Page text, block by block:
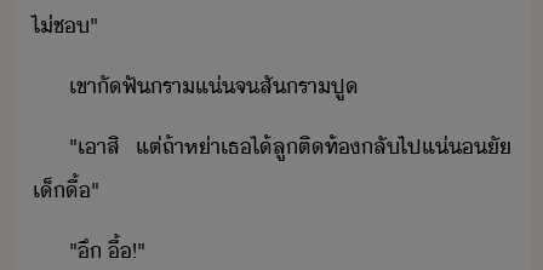
ไ่​ช​"
เขา​ัฟั​รา​แ่​จ​สั​รา​ปู
"​เา​สิ​ ​แต่​ถ้า​ห่า​เธ​ไ้​ลู​ติ​ท้​ลั​ไป​แ่ั​
เ็​ื้​"
"​ึ​ ​ื้​!​"